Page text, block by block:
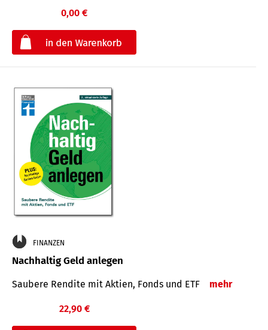
0,00 €
FINANZEN
Nachhaltig Geld anlegen
Saubere Rendite mit Aktien, Fonds und ETF mehr
22,90 €